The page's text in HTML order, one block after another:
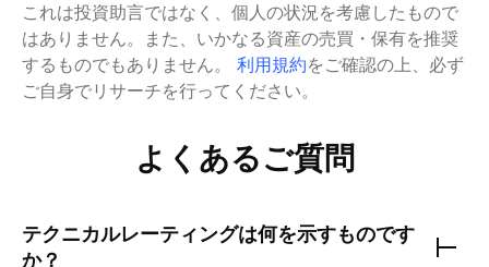
これは投資助言ではなく、個人の状況を考慮したもので
はありません。また、いかなる資産の売買・保有を推奨
するものでもありません。
利用規約をご確認の上、必ず
ご自身でリサーチを行ってください。
よくあるご質問
テクニカルレーティングは何を示すものです
か？